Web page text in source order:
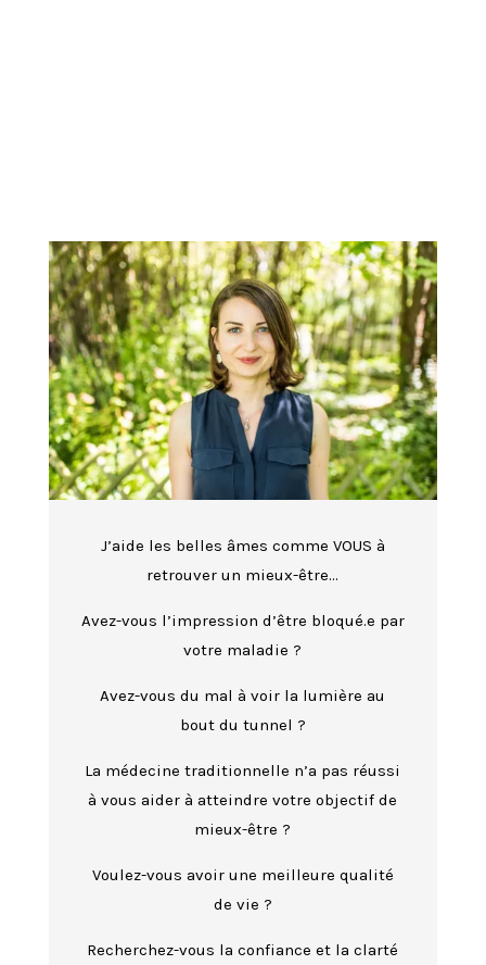
J’aide les belles âmes comme VOUS à
retrouver un mieux-être…
Avez-vous l’impression d’être bloqué.e par
votre maladie ?
Avez-vous du mal à voir la lumière au
bout du tunnel ?
La médecine traditionnelle n’a pas réussi
à vous aider à atteindre votre objectif de
mieux-être ?
Voulez-vous avoir une meilleure qualité
de vie ?
Recherchez-vous la confiance et la clarté